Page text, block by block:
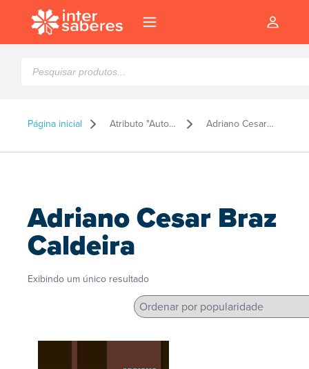
produtos
Página inicial Atributo "Autor" de produto Adriano Cesar Braz Caldeira
Adriano Cesar Braz
Caldeira
Exibindo um único resultado